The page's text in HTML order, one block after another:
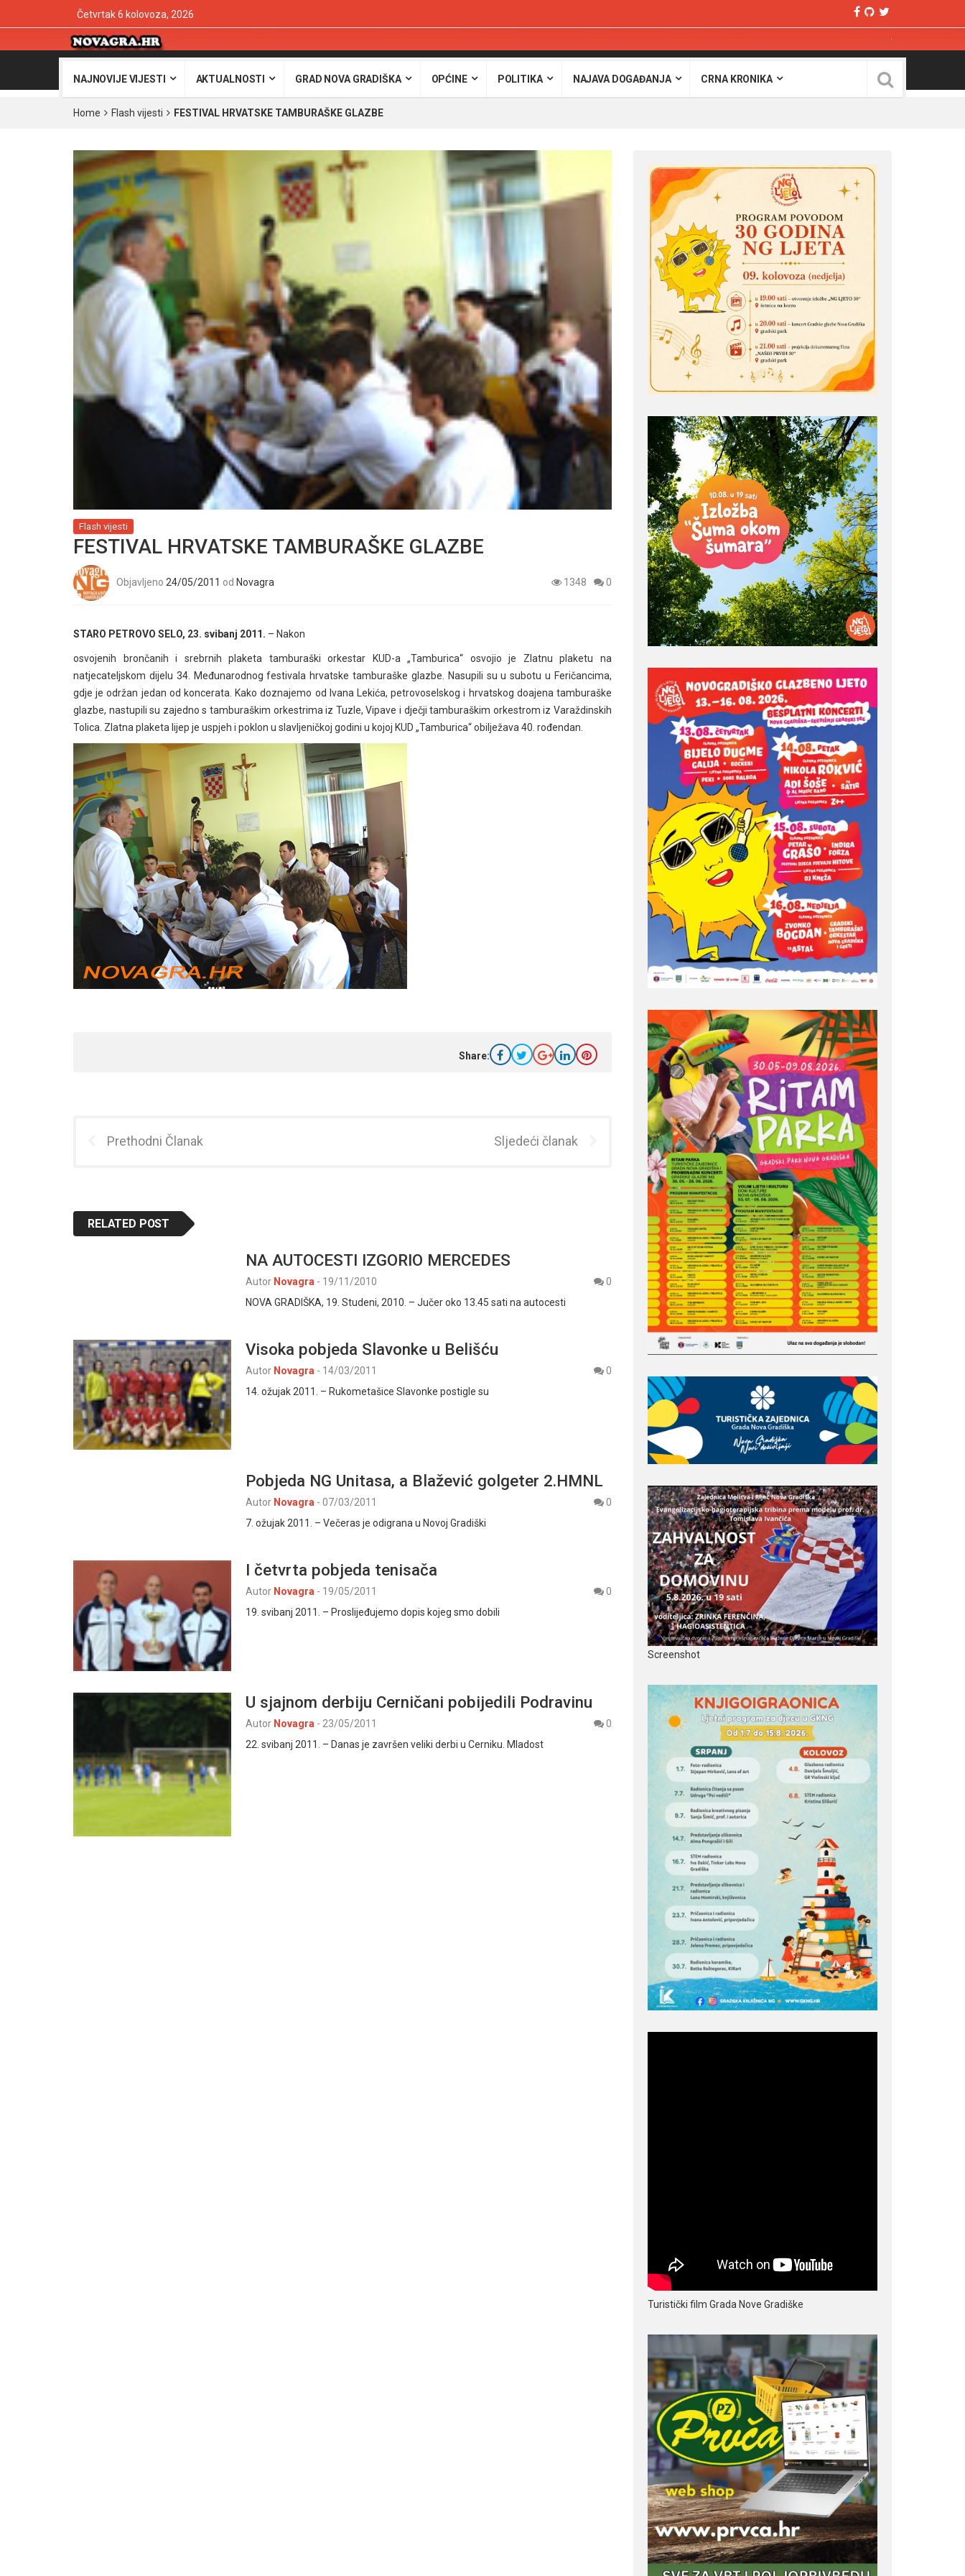
Četvrtak 6 kolovoza, 2026
NAJNOVIJE VIJESTI AKTUALNOSTI GRAD NOVA GRADIŠKA OPĆINE POLITIKA NAJAVA DOGAĐANJA CRNA KRONIKA
Home Flash vijesti FESTIVAL HRVATSKE TAMBURAŠKE GLAZBE
Flash vijesti
FESTIVAL HRVATSKE TAMBURAŠKE GLAZBE
Objavljeno 24/05/2011 od Novagra 1348 0
STARO PETROVO SELO, 23. svibanj 2011. – Nakon
osvojenih brončanih i srebrnih plaketa tamburaški orkestar KUD-a „Tamburica“ osvojio je Zlatnu plaketu na
natjecateljskom dijelu 34. Međunarodnog festivala hrvatske tamburaške glazbe. Nasupili su u subotu u Feričancima,
gdje je održan jedan od koncerata. Kako doznajemo od Ivana Lekića, petrovoselskog i hrvatskog doajena tamburaške
glazbe, nastupili su zajedno s tamburaškim orkestrima iz Tuzle, Vipave i dječji tamburaškim orkestrom iz Varaždinskih
Tolica. Zlatna plaketa lijep je uspjeh i poklon u slavljeničkoj godini u kojoj KUD „Tamburica“ obilježava 40. rođendan.
Share:
Prethodni Članak Sljedeći članak
RELATED POST
NA AUTOCESTI IZGORIO MERCEDES
Autor Novagra - 19/11/2010
0
NOVA GRADIŠKA, 19. Studeni, 2010. – Jučer oko 13.45 sati na autocesti
Visoka pobjeda Slavonke u Belišću
Autor Novagra - 14/03/2011
0
14. ožujak 2011. – Rukometašice Slavonke postigle su
Pobjeda NG Unitasa, a Blažević golgeter 2.HMNL
Autor Novagra - 07/03/2011
0
7. ožujak 2011. – Večeras je odigrana u Novoj Gradiški
I četvrta pobjeda tenisača
Autor Novagra - 19/05/2011
0
19. svibanj 2011. – Proslijeđujemo dopis kojeg smo dobili
U sjajnom derbiju Cerničani pobijedili Podravinu
Autor Novagra - 23/05/2011
0
22. svibanj 2011. – Danas je završen veliki derbi u Cerniku. Mladost
Screenshot
Turistički film Grada Nove Gradiške